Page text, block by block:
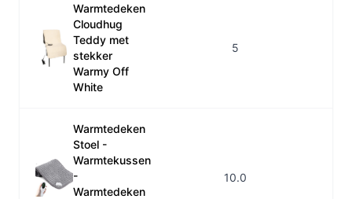
Warmtedeken
Cloudhug
Teddy met
stekker
Warmy Off
White
5
Warmtedeken
Stoel -
Warmtekussen
-
Warmtedeken
10.0